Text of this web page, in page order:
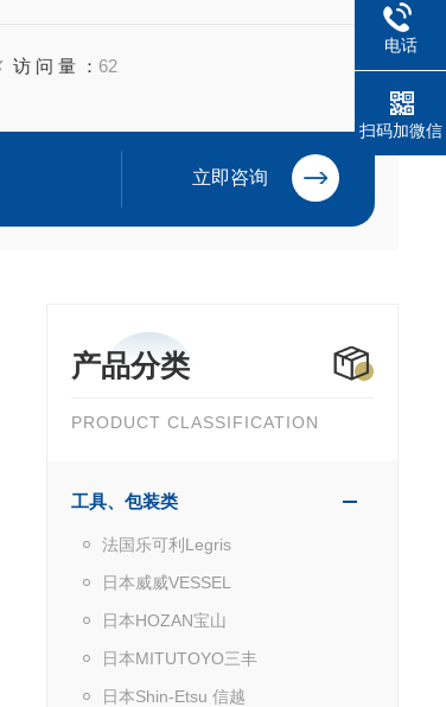
访 问 量 ： 62
立即咨询
产品分类
PRODUCT CLASSIFICATION
工具、包装类
法国乐可利Legris
日本威威VESSEL
日本HOZAN宝山
日本MITUTOYO三丰
日本Shin-Etsu 信越
电话
扫码加微信